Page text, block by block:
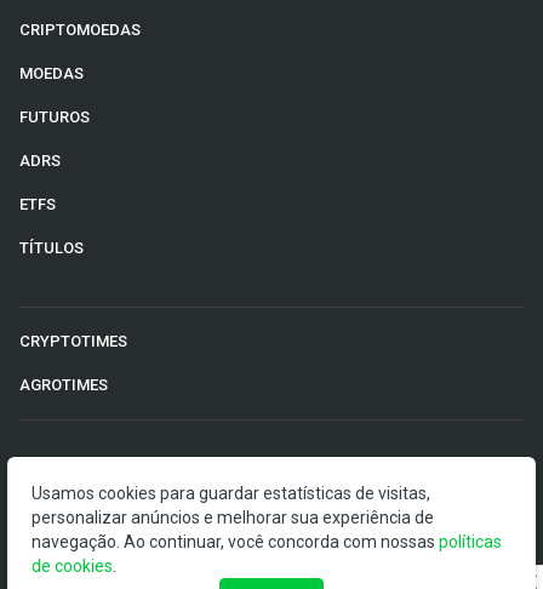
CRIPTOMOEDAS
MOEDAS
FUTUROS
ADRS
ETFS
TÍTULOS
CRYPTOTIMES
AGROTIMES
O Money Times publica matérias de cunho jornalístico, que
visam a democratização da informação. Nossas
publicações devem ser compreendidas como boletins
Usamos cookies para guardar estatísticas de visitas,
personalizar anúncios e melhorar sua experiência de
navegação. Ao continuar, você concorda com nossas políticas
de cookies